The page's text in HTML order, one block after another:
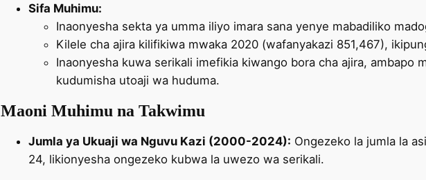
Sifa Muhimu:
Inaonyesha sekta ya umma iliyo imara sana yenye mabadiliko
Kilele cha ajira kilifikiwa mwaka 2020 (wafanyakazi 851,467),
Inaonyesha kuwa serikali imefikia kiwango bora cha ajira, ambapo
kudumisha utoaji wa huduma.
Maoni Muhimu na Takwimu
Jumla ya Ukuaji wa Nguvu Kazi (2000-2024): Ongezeko la jumla la
24, likionyesha ongezeko kubwa la uwezo wa serikali.